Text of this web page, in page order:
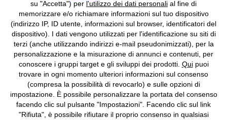
Informazioni legali Diritto di recesso
©2026 bonprix.Tutti i diritti riservati.
bonprix S.r.l. con socio unico, sede legale: via Adua 33 - 13855
Valdengo (BI) C.F. 01510910027 - P.I. 01939830020, Reg. Imprese di
Biella n. 01510910027, R.E.A. BI - 171345, N. Reg. Pile:
IT09060P00000858, N. Reg. AEE: IT08020000002105 Capitale
Sociale: euro 1.000.000 i.v, Società soggetta all'attività di direzione
e coordinamento di bonprix Beteiligungs -Verwaltungsgesellschaft
mbH.
su "Accetta") per l'utilizzo dei dati personali al fine di
memorizzare e/o richiamare informazioni sul tuo dispositivo
(indirizzo IP, ID utente, informazioni sul browser, identificatori del
dispositivo). I dati vengono utilizzati per l'identificazione su siti di
terzi (anche utilizzando indirizzi e-mail pseudonimizzati), per la
personalizzazione e la misurazione di annunci e contenuti, per
conoscere i gruppi target e gli sviluppi dei prodotti. Quipuoi
trovare in ogni momento ulteriori informazioni sul consenso
(compresa la possibilità di revocarlo) e sulle opzioni di
impostazione. È possibile personalizzare la portata del consenso
facendo clic sul pulsante "Impostazioni". Facendo clic sul link
"Rifiuta", è possibile rifiutare il proprio consenso in qualsiasi